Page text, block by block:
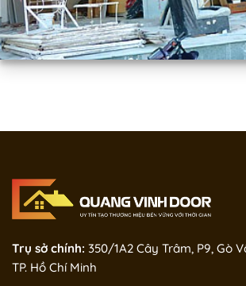
Trụ sở chính: 350/1A2 Cây Trâm, P9, Gò
TP. Hồ Chí Minh